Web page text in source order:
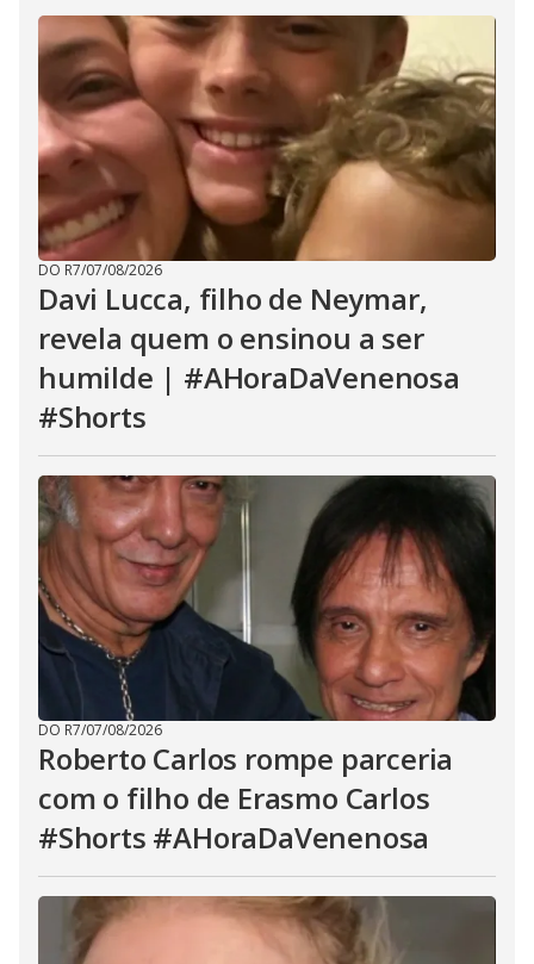
DO R7/07/08/2026
Davi Lucca, filho de Neymar,
revela quem o ensinou a ser
humilde | #AHoraDaVenenosa
#Shorts
DO R7/07/08/2026
Roberto Carlos rompe parceria
com o filho de Erasmo Carlos
#Shorts #AHoraDaVenenosa